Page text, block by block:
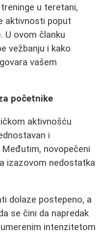
u teretani,
aktivnosti poput
U ovom članku
vežbanju i kako
vašem
početnike
aktivnošću
i
novopečeni
izazovom nedostatka
dolaze postepeno, a
se čini da napredak
intenzitetom